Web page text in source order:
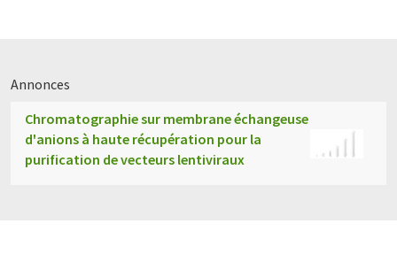
Annonces
Chromatographie sur membrane échangeuse
d'anions à haute récupération pour la
purification de vecteurs lentiviraux